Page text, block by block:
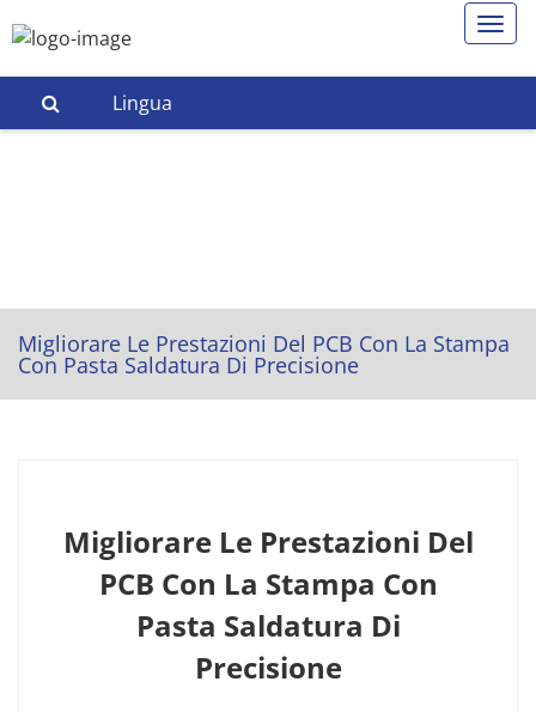
Lingua
Migliorare Le Prestazioni Del PCB Con La Stampa
Con Pasta Saldatura Di Precisione
Migliorare Le Prestazioni Del
PCB Con La Stampa Con
Pasta Saldatura Di
Precisione